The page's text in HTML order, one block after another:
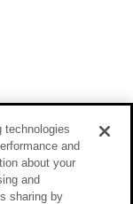
technologies
and
about your
and
sharing by